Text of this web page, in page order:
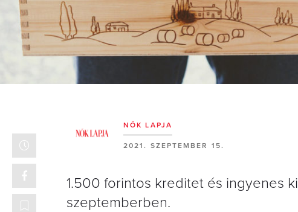
NŐK LAPJA
2021. SZEPTEMBER 15.
1.500 forintos kreditet és ingyenes
szeptemberben.